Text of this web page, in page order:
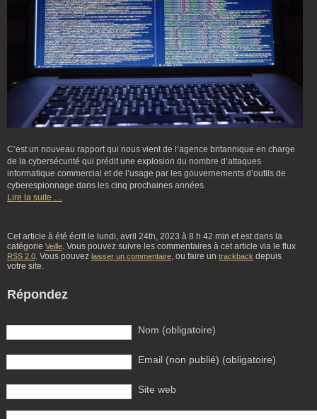
C’est un nouveau rapport qui nous vient de l’agence britannique en charge
de la cybersécurité qui prédit une explosion du nombre d’attaques
informatique commercial et de l’usage par les gouvernements d’outils de
cyberespionnage dans les cinq prochaines années.
Lire la suite …
Cet article à été écrit le lundi, avril 24th, 2023 à 8 h 42 min et est dans la
catégorie Veille. Vous pouvez suivre les commentaires à cet article via le flux
RSS 2.0. Vous pouvez laisser un commentaire, ou faire un trackback depuis
votre site.
Répondez
Nom (obligatoire)
Email (non publié) (obligatoire)
Site web